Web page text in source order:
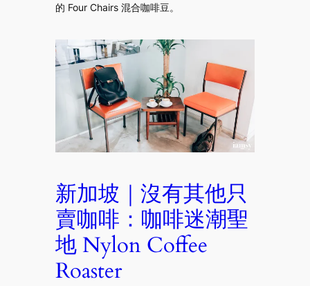
的 Four Chairs 混合咖啡豆。
新加坡｜沒有其他只
賣咖啡：咖啡迷潮聖
地 Nylon Coffee
Roaster